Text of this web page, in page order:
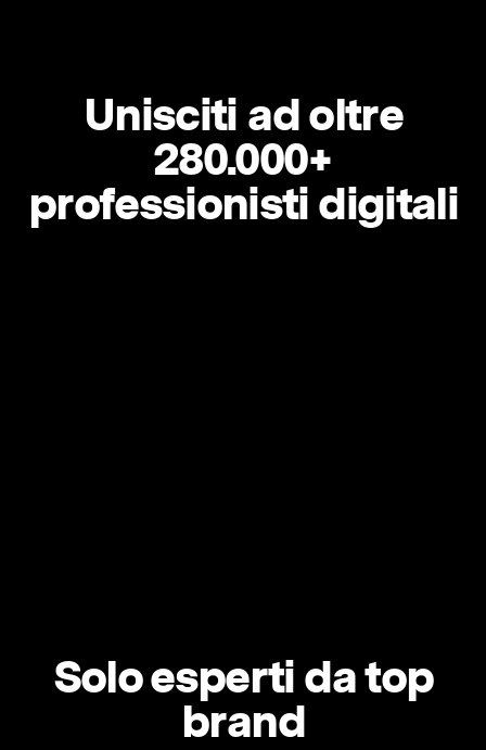
Unisciti ad oltre
280.000+
professionisti digitali
Solo esperti da top
brand